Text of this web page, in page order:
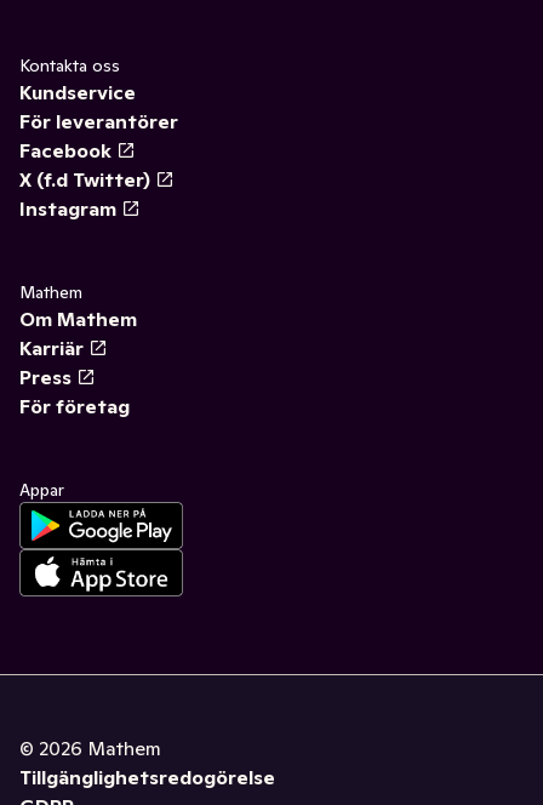
Kontakta oss
Kundservice
För leverantörer
Facebook
X (f.d Twitter)
Instagram
Mathem
Om Mathem
Karriär
Press
För företag
Appar
© 2026 Mathem
Tillgänglighetsredogörelse